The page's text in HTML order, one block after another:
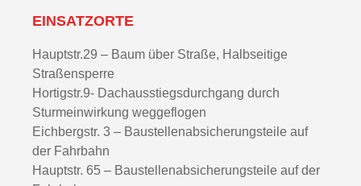
EINSATZORTE
Hauptstr.29 – Baum über Straße, Halbseitige
Straßensperre
Hortigstr.9- Dachausstiegsdurchgang durch
Sturmeinwirkung weggeflogen
Eichbergstr. 3 – Baustellenabsicherungsteile auf
der Fahrbahn
Hauptstr. 65 – Baustellenabsicherungsteile auf der